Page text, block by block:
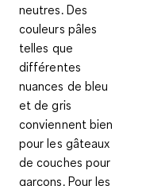
neutres.Des
couleurs pâles
telles que
différentes
nuances de bleu
et de gris
conviennent bien
pour les gâteaux
de couches pour
garçons. Pour les